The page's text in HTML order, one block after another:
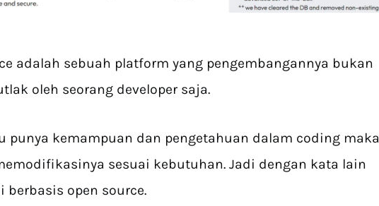
adalah sebuah platform yang pengembangannya bukan
oleh seorang developer saja.
punya kemampuan dan pengetahuan dalam coding maka
sesuai kebutuhan. Jadi dengan kata lain
berbasis open source.